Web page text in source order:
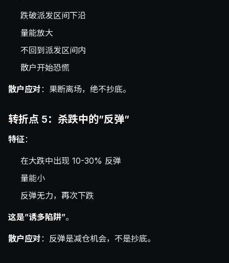
跌破派发区间下沿
量能放大
不回到派发区间内
散户开始恐慌
散户应对：果断离场，绝不抄底。
转折点 5：杀跌中的”反弹”
特征：
在大跌中出现 10-30% 反弹
量能小
反弹无力，再次下跌
这是”诱多陷阱”。
散户应对：反弹是减仓机会，不是抄底。